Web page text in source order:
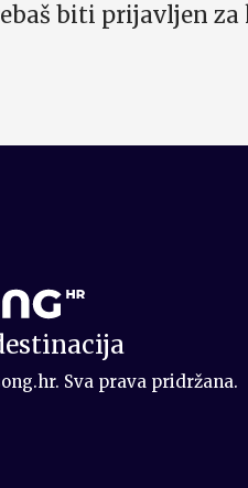
biti prijavljen
Sva prava pridržana.